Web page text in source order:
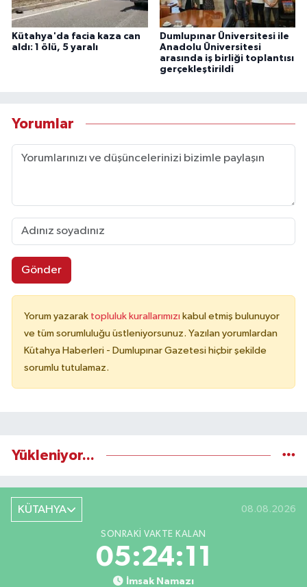
Kütahya'da facia kaza can
aldı: 1 ölü, 5 yaralı
Dumlupınar Üniversitesi ile
Anadolu Üniversitesi
arasında iş birliği toplantısı
gerçekleştirildi
Yorumlar
Gönder
Yorum yazarak topluluk kurallarımızı kabul etmiş bulunuyor
ve tüm sorumluluğu üstleniyorsunuz. Yazılan yorumlardan
Kütahya Haberleri - Dumlupınar Gazetesi hiçbir şekilde
sorumlu tutulamaz.
Yükleniyor...
KÜTAHYA 08.08.2026
SONRAKI VAKTE KALAN
05:24:10
İmsak Namazı